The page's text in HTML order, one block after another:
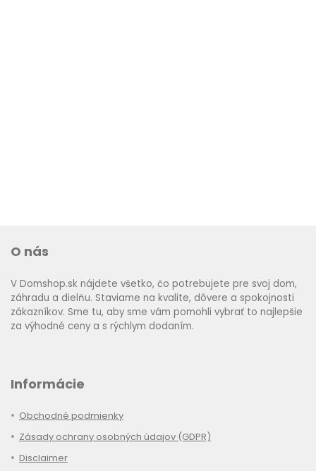
O nás
V Domshop.sk nájdete všetko, čo potrebujete pre svoj dom,
záhradu a dielňu. Staviame na kvalite, dôvere a spokojnosti
zákazníkov. Sme tu, aby sme vám pomohli vybrať to najlepšie
za výhodné ceny a s rýchlym dodaním.
Informácie
Obchodné podmienky
Zásady ochrany osobných údajov (GDPR)
Disclaimer